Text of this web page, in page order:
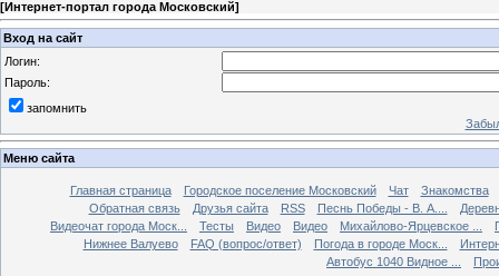
[Интернет-портал города Московский]
Вход на сайт
Логин:
Пароль:
запомнить
Меню сайта
Главная страница Городское поселение Московский Чат
Знакомства
Обратная связь
Друзья сайта RSS Песнь Победы - В. А....
Видеочат города Моск...
Тесты Видео Видео Михайлово-Ярцевское ...
Нижнее Валуево
FAQ (вопрос/ответ) Погода в городе Моск...
Автобус 1040 Видное ...